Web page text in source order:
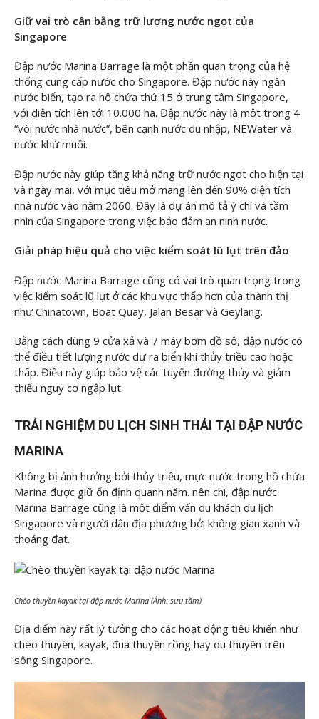
Giữ vai trò cân bằng trữ lượng nước ngọt của
Singapore
Đập nước Marina Barrage là một phần quan trọng của hệ
thống cung cấp nước cho Singapore. Đập nước này ngăn
nước biển, tạo ra hồ chứa thứ 15 ở trung tâm Singapore,
với diện tích lên tới 10.000 ha. Đập nước này là một trong 4
“vòi nước nhà nước”, bên cạnh nước du nhập, NEWater và
nước khử muối.
Đập nước này giúp tăng khả năng trữ nước ngọt cho hiện tại
và ngày mai, với mục tiêu mở mang lên đến 90% diện tích
nhà nước vào năm 2060. Đây là dự án mô tả ý chí và tầm
nhìn của Singapore trong việc bảo đảm an ninh nước.
Giải pháp hiệu quả cho việc kiểm soát lũ lụt trên đảo
Đập nước Marina Barrage cũng có vai trò quan trọng trong
việc kiểm soát lũ lụt ở các khu vực thấp hơn của thành thị
như Chinatown, Boat Quay, Jalan Besar và Geylang.
Bằng cách dùng 9 cửa xả và 7 máy bơm đồ sộ, đập nước có
thể điều tiết lượng nước dư ra biển khi thủy triều cao hoặc
thấp. Điều này giúp bảo vệ các tuyến đường thủy và giảm
thiểu nguy cơ ngập lụt.
TRẢI NGHIỆM DU LỊCH SINH THÁI TẠI ĐẬP NƯỚC
MARINA
Không bị ảnh hưởng bởi thủy triều, mực nước trong hồ chứa
Marina được giữ ổn định quanh năm. nên chi, đập nước
Marina Barrage cũng là một điểm vấn du khách du lịch
Singapore và người dân địa phương bởi không gian xanh và
thoáng đạt.
Chèo thuyền kayak tại đập nước Marina (Ảnh: sưu tầm)
Địa điểm này rất lý tưởng cho các hoạt động tiêu khiển như
chèo thuyền, kayak, đua thuyền rồng hay du thuyền trên
sông Singapore.